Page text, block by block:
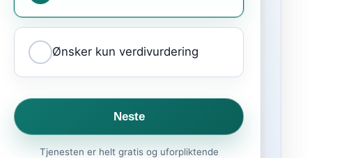
Ønsker kun verdivurdering
Neste
Tjenesten er helt gratis og uforpliktende